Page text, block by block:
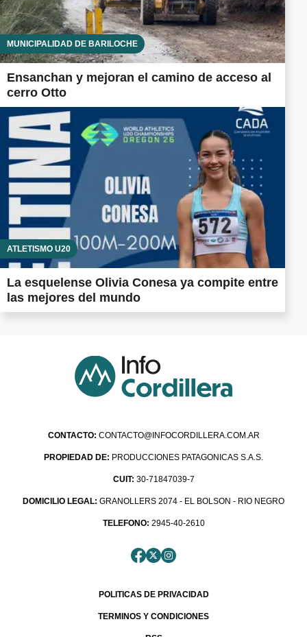
MUNICIPALIDAD DE BARILOCHE
Ensanchan y mejoran el camino de acceso al
cerro Otto
ATLETISMO U20
La esquelense Olivia Conesa ya compite entre
las mejores del mundo
CONTACTO: CONTACTO@INFOCORDILLERA.COM.AR
PROPIEDAD DE: PRODUCCIONES PATAGONICAS S.A.S.
CUIT: 30-71847039-7
DOMICILIO LEGAL: GRANOLLERS 2074 - EL BOLSON - RIO NEGRO
TELEFONO: 2945-40-2610
POLITICAS DE PRIVACIDAD
TERMINOS Y CONDICIONES